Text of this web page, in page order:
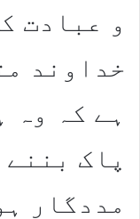
و عبادت
خداوند
ہے کہ وہ
پاک
مددگار